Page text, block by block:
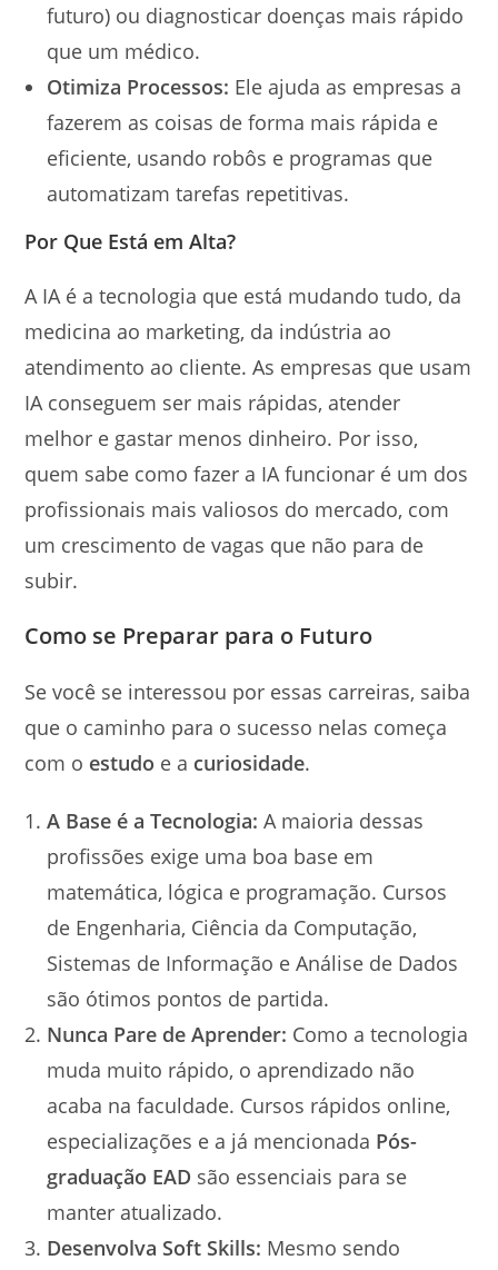
futuro) ou diagnosticar doenças mais rápido
que um médico.
Otimiza Processos: Ele ajuda as empresas a
fazerem as coisas de forma mais rápida e
eficiente, usando robôs e programas que
automatizam tarefas repetitivas.
Por Que Está em Alta?
A IA é a tecnologia que está mudando tudo, da
medicina ao marketing, da indústria ao
atendimento ao cliente. As empresas que usam
IA conseguem ser mais rápidas, atender
melhor e gastar menos dinheiro. Por isso,
quem sabe como fazer a IA funcionar é um dos
profissionais mais valiosos do mercado, com
um crescimento de vagas que não para de
subir.
Como se Preparar para o Futuro
Se você se interessou por essas carreiras, saiba
que o caminho para o sucesso nelas começa
com o estudo e a curiosidade.
A Base é a Tecnologia: A maioria dessas
profissões exige uma boa base em
matemática, lógica e programação. Cursos
de Engenharia, Ciência da Computação,
Sistemas de Informação e Análise de Dados
são ótimos pontos de partida.
Nunca Pare de Aprender: Como a tecnologia
muda muito rápido, o aprendizado não
acaba na faculdade. Cursos rápidos online,
especializações e a já mencionada Pós-
graduação EAD são essenciais para se
manter atualizado.
Desenvolva Soft Skills: Mesmo sendo